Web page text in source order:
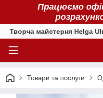
Працюємо
Творча майстерня Helga
Товари та послуги